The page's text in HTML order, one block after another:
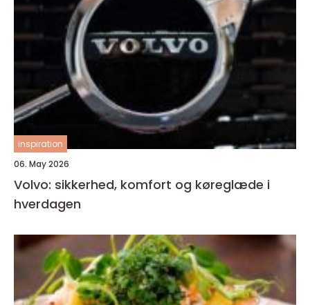
inspiration
06. May 2026
Volvo: sikkerhed, komfort og køreglæde i
hverdagen